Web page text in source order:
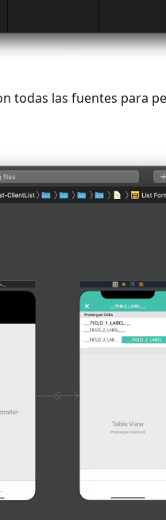
todas las fuentes para